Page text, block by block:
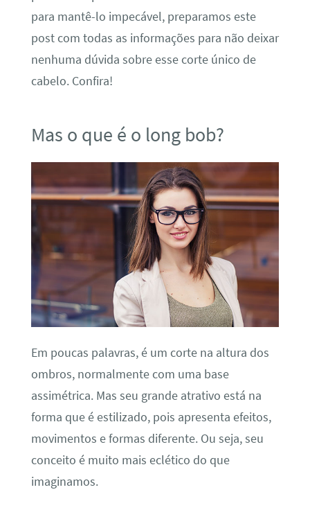
para mantê-lo impecável, preparamos este
post com todas as informações para não deixar
nenhuma dúvida sobre esse corte único de
cabelo. Confira!
Mas o que é o long bob?
Em poucas palavras, é um corte na altura dos
ombros, normalmente com uma base
assimétrica. Mas seu grande atrativo está na
forma que é estilizado, pois apresenta efeitos,
movimentos e formas diferente. Ou seja, seu
conceito é muito mais eclético do que
imaginamos.